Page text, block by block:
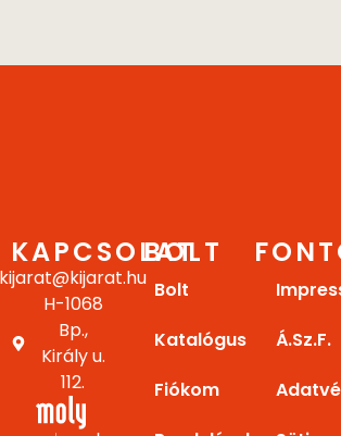
KAPCSOLAT
kijarat@kijarat.hu
H-1068
Bp.,
Király u.
112.
BOLT
Bolt
Katalógus
Fiókom
Á.Sz.F.